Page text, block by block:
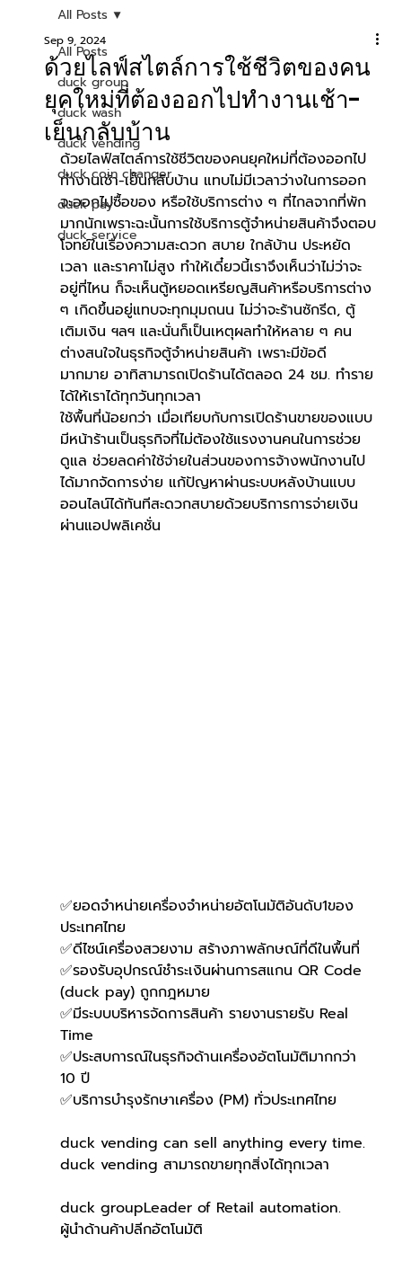
All Posts
duck group
duck wash
duck vending
duck coin changer
duck pay
duck service
All Posts
ด้วยไลฟ์สไตล์การใช้ชีวิตของคน
ยุคใหม่ที่ต้องออกไปทำงานเช้า-
เย็นกลับบ้าน
Sep 9, 2024
ด้วยไลฟ์สไตล์การใช้ชีวิตของคนยุคใหม่ที่ต้องออกไป
ทำงานเช้า-เย็นกลับบ้าน แทบไม่มีเวลาว่างในการออก
จะออกไปซื้อของ หรือใช้บริการต่าง ๆ ที่ไกลจากที่พัก
มากนักเพราะฉะนั้นการใช้บริการตู้จำหน่ายสินค้าจึงตอบ
โจทย์ในเรื่องความสะดวก สบาย ใกล้บ้าน ประหยัด
เวลา และราคาไม่สูง ทำให้เดี๋ยวนี้เราจึงเห็นว่าไม่ว่าจะ
อยู่ที่ไหน ก็จะเห็นตู้หยอดเหรียญสินค้าหรือบริการต่าง
ๆ เกิดขึ้นอยู่แทบจะทุกมุมถนน ไม่ว่าจะร้านซักรีด, ตู้
เติมเงิน ฯลฯ และนั่นก็เป็นเหตุผลทำให้หลาย ๆ คน
ต่างสนใจในธุรกิจตู้จำหน่ายสินค้า เพราะมีข้อดี
มากมาย อาทิสามารถเปิดร้านได้ตลอด 24 ชม. ทำราย
ได้ให้เราได้ทุกวันทุกเวลา
ใช้พื้นที่น้อยกว่า เมื่อเทียบกับการเปิดร้านขายของแบบ
มีหน้าร้านเป็นธุรกิจที่ไม่ต้องใช้แรงงานคนในการช่วย
ดูแล ช่วยลดค่าใช้จ่ายในส่วนของการจ้างพนักงานไป
ได้มากจัดการง่าย แก้ปัญหาผ่านระบบหลังบ้านแบบ
ออนไลน์ได้ทันทีสะดวกสบายด้วยบริการการจ่ายเงิน
ผ่านแอปพลิเคชั่น
✅ยอดจำหน่ายเครื่องจำหน่ายอัตโนมัติอันดับ1ของ
ประเทศไทย
✅ดีไซน์เครื่องสวยงาม สร้างภาพลักษณ์ที่ดีในพื้นที่
✅รองรับอุปกรณ์ชำระเงินผ่านการสแกน QR Code
(duck pay) ถูกกฎหมาย
✅มีระบบบริหารจัดการสินค้า รายงานรายรับ Real
Time
✅ประสบการณ์ในธุรกิจด้านเครื่องอัตโนมัติมากกว่า
10 ปี
✅บริการบำรุงรักษาเครื่อง (PM) ทั่วประเทศไทย
duck vending can sell anything every time.
duck vending สามารถขายทุกสิ่งได้ทุกเวลา
duck groupLeader of Retail automation.
ผู้นำด้านค้าปลีกอัตโนมัติ